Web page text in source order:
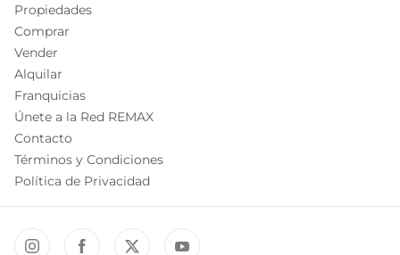
Propiedades
Comprar
Vender
Alquilar
Franquicias
Únete a la Red REMAX
Contacto
Términos y Condiciones
Política de Privacidad